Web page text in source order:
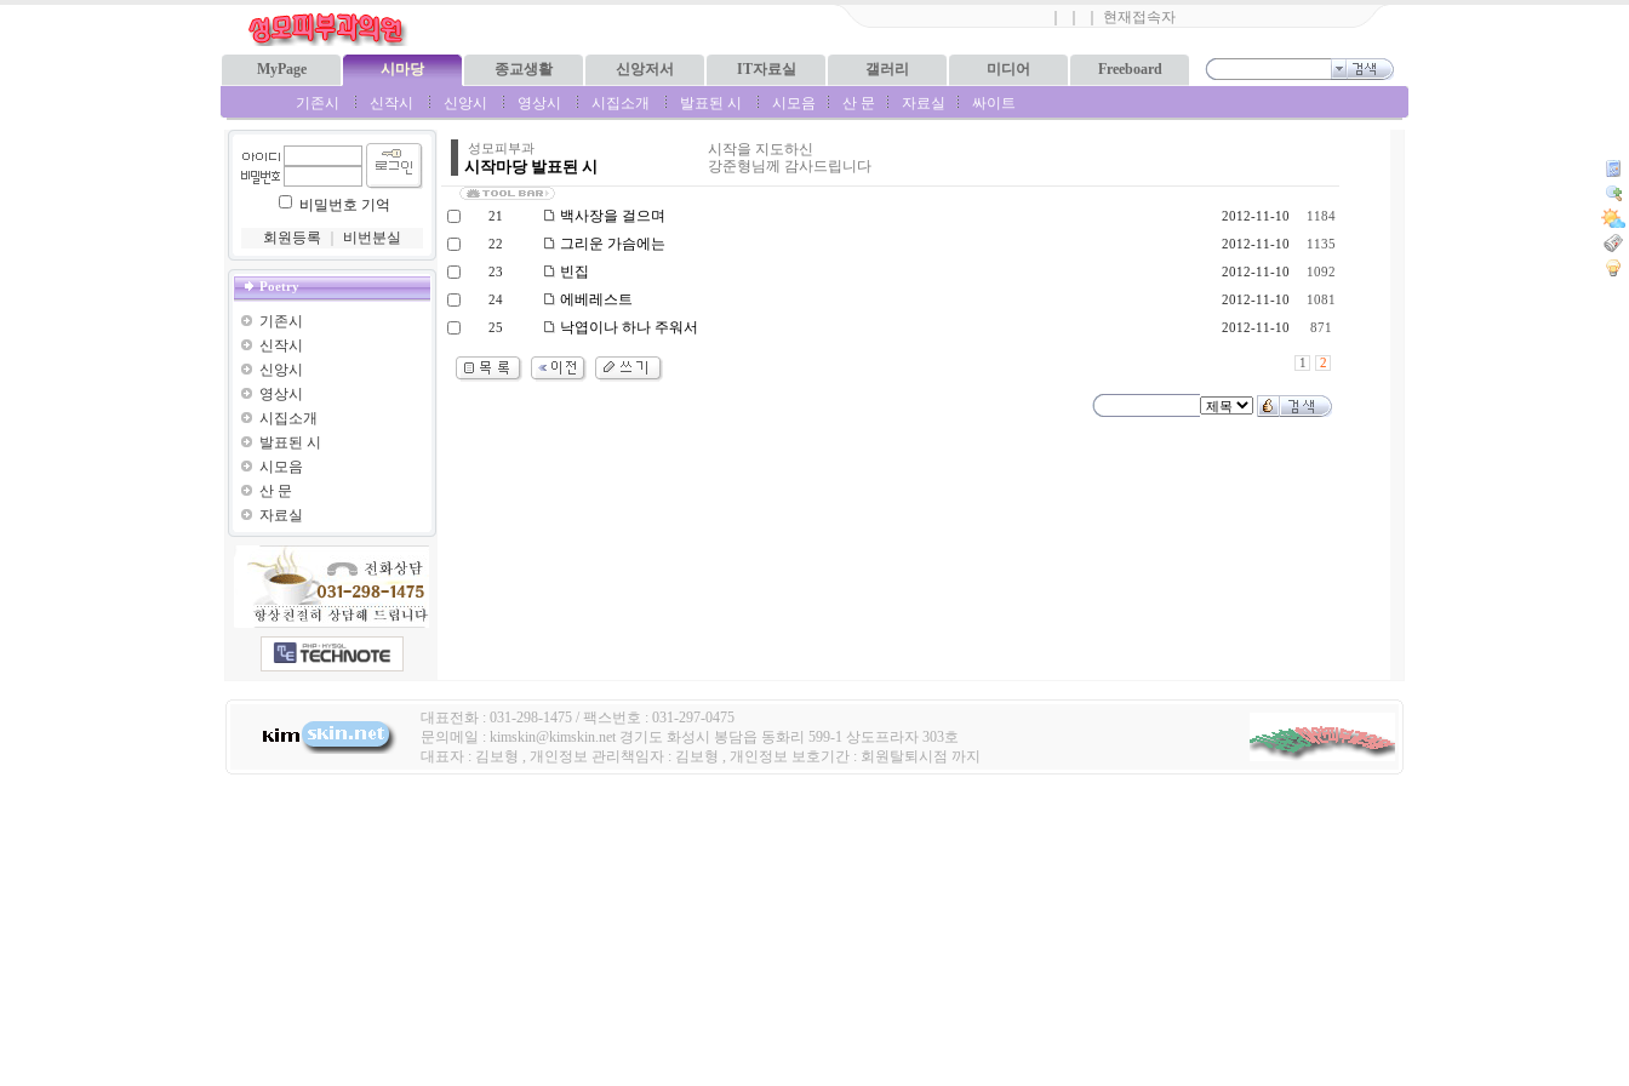
현재접속자
MyPage 시마당 종교생활 신앙저서 IT자료실 갤러리 미디어
Freeboard
기존시
신작시 신앙시 영상시 시집소개 발표된 시 시모음 산 문 자료실 싸이트
비밀번호 기억
회원등록
비번분실
Poetry
기존시
신작시
신앙시
영상시
시집소개
발표된 시
시모음
산 문
자료실
성모피부과
시작마당 발표된 시
시작을 지도하신
강준형님께 감사드립니다
21 백사장을 걸으며 2012-11-10 1184
22 그리운 가슴에는 2012-11-10 1135
23 빈집 2012-11-10 1092
24 에베레스트 2012-11-10 1081
25 낙엽이나 하나 주워서 2012-11-10 871
1 2
대표전화 : 031-298-1475 / 팩스번호 : 031-297-0475
문의메일 : kimskin@kimskin.net 경기도 화성시 봉담읍 동화리 599-1 상도프라자 303호
대표자 : 김보형 , 개인정보 관리책임자 : 김보형 , 개인정보 보호기간 : 회원탈퇴시점 까지